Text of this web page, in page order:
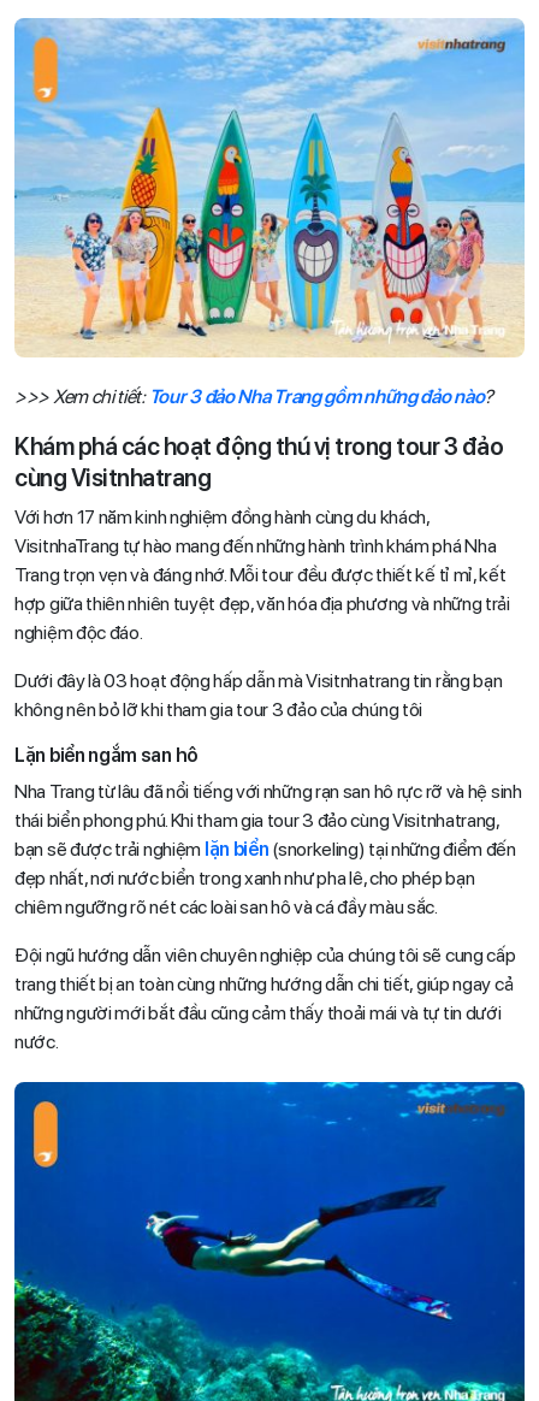
>>> Xem chi tiết: Tour 3 đảo Nha Trang gồm những đảo nào?
Khám phá các hoạt động thú vị trong tour 3 đảo
cùng Visitnhatrang
Với hơn 17 năm kinh nghiệm đồng hành cùng du khách,
VisitnhaTrang tự hào mang đến những hành trình khám phá Nha
Trang trọn vẹn và đáng nhớ. Mỗi tour đều được thiết kế tỉ mỉ, kết
hợp giữa thiên nhiên tuyệt đẹp, văn hóa địa phương và những trải
nghiệm độc đáo.
Dưới đây là 03 hoạt động hấp dẫn mà Visitnhatrang tin rằng bạn
không nên bỏ lỡ khi tham gia tour 3 đảo của chúng tôi
Lặn biển ngắm san hô
Nha Trang từ lâu đã nổi tiếng với những rạn san hô rực rỡ và hệ sinh
thái biển phong phú. Khi tham gia tour 3 đảo cùng Visitnhatrang,
bạn sẽ được trải nghiệm lặn biển (snorkeling) tại những điểm đến
đẹp nhất, nơi nước biển trong xanh như pha lê, cho phép bạn
chiêm ngưỡng rõ nét các loài san hô và cá đầy màu sắc.
Đội ngũ hướng dẫn viên chuyên nghiệp của chúng tôi sẽ cung cấp
trang thiết bị an toàn cùng những hướng dẫn chi tiết, giúp ngay cả
những người mới bắt đầu cũng cảm thấy thoải mái và tự tin dưới
nước.